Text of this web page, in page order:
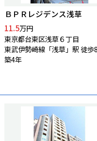
ＢＰＲレジデンス浅草
11.5万円
東京都台東区浅草６丁目
東武伊勢崎線「浅草」駅 徒歩
築4年